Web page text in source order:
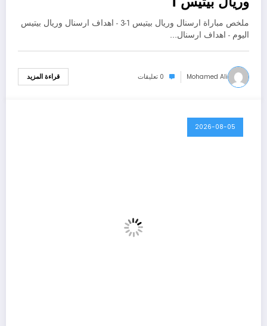
ملخص مباراة ارسنال وريال بيتيس 1-3 - اهداف ارسنال وريال بيتيس
اليوم - اهداف ارسنال…
Mohamed Ali 0 تعليقات قراءة المزيد
2026-08-05